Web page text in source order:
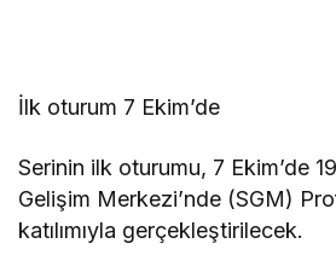
İlk oturum 7 Ekim’de
Serinin ilk oturumu, 7 Ekim’de
Gelişim Merkezi’nde (SGM)
katılımıyla gerçekleştirilecek.